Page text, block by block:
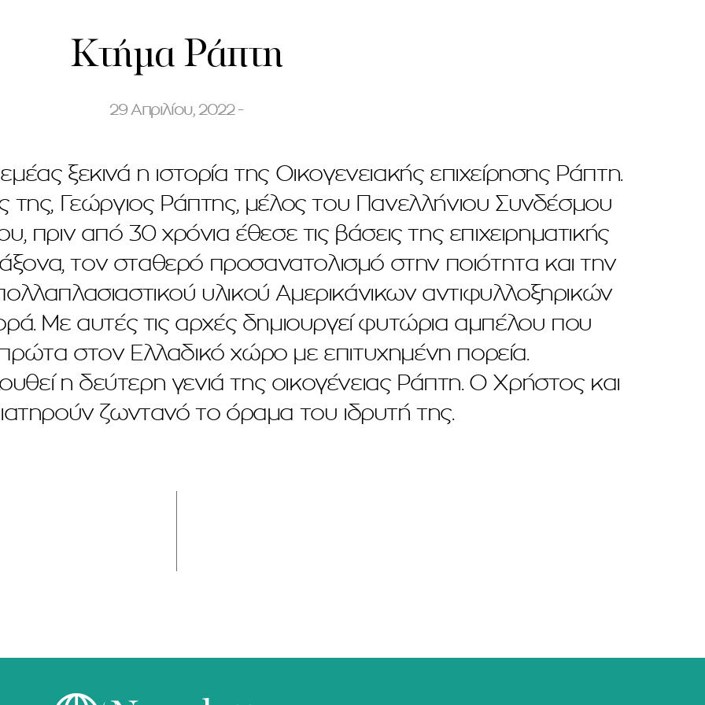
Κτήμα Ράπτη
29 Απριλίου, 2022 -
ξεκινά η ιστορία της Οικογενειακής επιχείρησης Ράπτη.
της, Γεώργιος Ράπτης, μέλος του Πανελλήνιου Συνδέσμου
πριν από 30 χρόνια έθεσε τις βάσεις της επιχειρηματικής
τον σταθερό προσανατολισμό στην ποιότητα και την
υλικού Αμερικάνικων αντιφυλλοξηρικών
Με αυτές τις αρχές δημιουργεί φυτώρια αμπέλου που
στον Ελλαδικό χώρο με επιτυχημένη πορεία.
η δεύτερη γενιά της οικογένειας Ράπτη. Ο Χρήστος και
ζωντανό το όραμα του ιδρυτή της.